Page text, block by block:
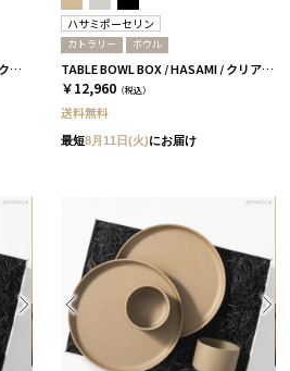
TABLE WARE BOX / HASAMI / S / クリア［ハサミポーセリン］
ハサミポーセリン
カトラリー ボウル
TABLE BOWL BOX / HASAMI / クリア［ハサミポーセリン］
￥12,960 （税込）
送料無料
最短8月11日(火)にお届け